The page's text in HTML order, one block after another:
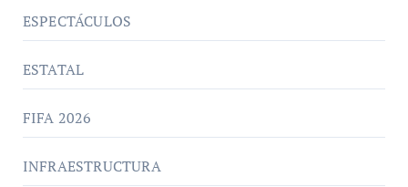
ESPECTÁCULOS
ESTATAL
FIFA 2026
INFRAESTRUCTURA